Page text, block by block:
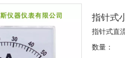
指针式
指针式直
数量：